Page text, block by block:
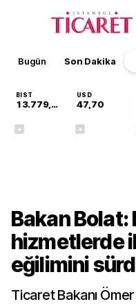
Bugün Son Dakika
BIST
13.779,39
USD
47,70
Bakan Bolat:
hizmetlerde
eğilimini
Ticaret Bakanı